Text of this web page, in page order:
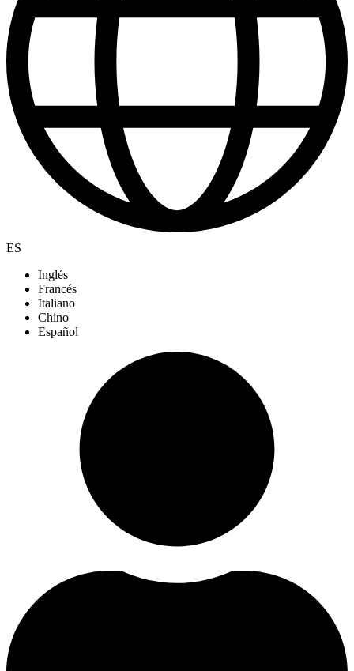
ES
Inglés
Francés
Italiano
Chino
Español